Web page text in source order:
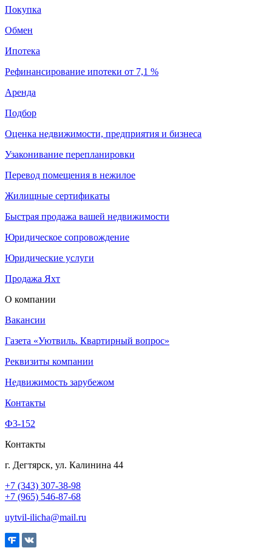
Покупка
Обмен
Ипотека
Рефинансирование ипотеки от 7,1 %
Аренда
Подбор
Оценка недвижимости, предприятия и бизнеса
Узаконивание перепланировки
Перевод помещения в нежилое
Жилищные сертификаты
Быстрая продажа вашей недвижимости
Юридическое сопровождение
Юридические услуги
Продажа Яхт
О компании
Вакансии
Газета «Уютвиль. Квартирный вопрос»
Реквизиты компании
Недвижимость зарубежом
Контакты
Ф3-152
Контакты
г. Дегтярск, ул. Калинина 44
+7 (343) 307-38-98
+7 (965) 546-87-68
uytvil-ilicha@mail.ru